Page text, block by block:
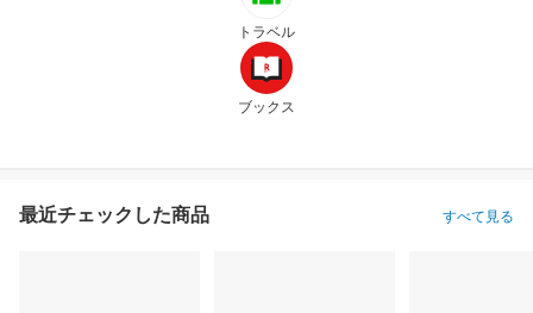
トラベル
ブックス
最近チェックした商品 すべて見る